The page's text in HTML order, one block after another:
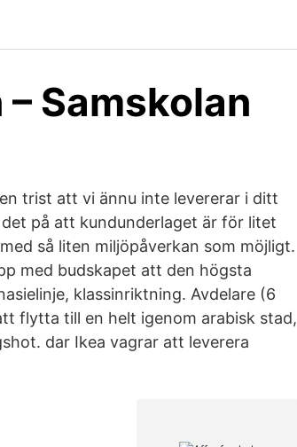
Samskolan
trist att vi ännu inte levererar i ditt
på att kundunderlaget är för litet
så liten miljöpåverkan som möjligt.
med budskapet att den högsta
klassinriktning. Avdelare (6
flytta till en helt igenom arabisk stad,
dar Ikea vagrar att leverera